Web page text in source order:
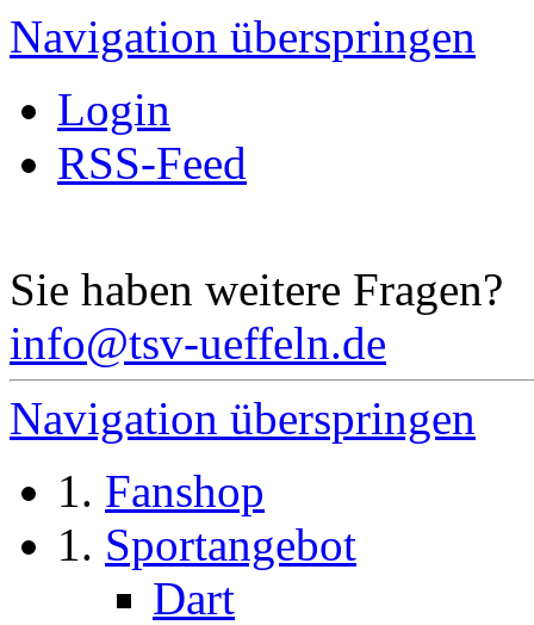
Navigation überspringen
Login
RSS-Feed
Sie haben weitere Fragen?
info@tsv-ueffeln.de
Navigation überspringen
Fanshop
Sportangebot
Dart